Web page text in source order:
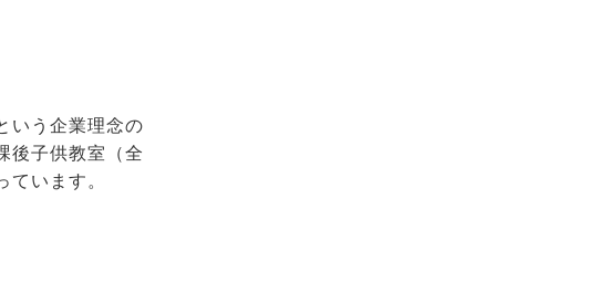
いう企業理念の
後子供教室（全
います。